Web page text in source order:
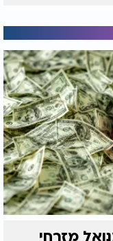
מזרחי